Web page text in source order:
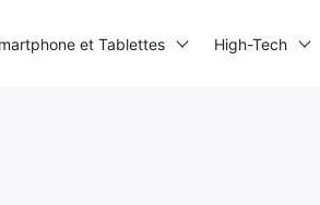
et Tablettes High-Tech